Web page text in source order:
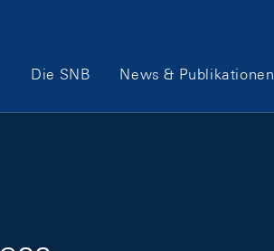
Hauptnavigation
Die SNB News & Publikationen